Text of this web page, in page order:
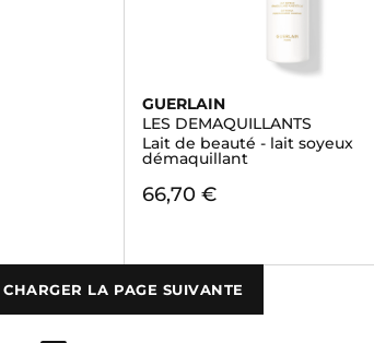
GUERLAIN
LES DEMAQUILLANTS
Lait de beauté - lait soyeux
démaquillant
66,70 €
CHARGER LA PAGE SUIVANTE